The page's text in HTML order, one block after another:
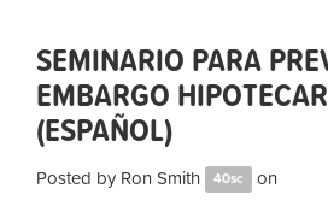
SEMINARIO PARA
EMBARGO
(ESPAÑOL)
Posted by Ron Smith 40sc on